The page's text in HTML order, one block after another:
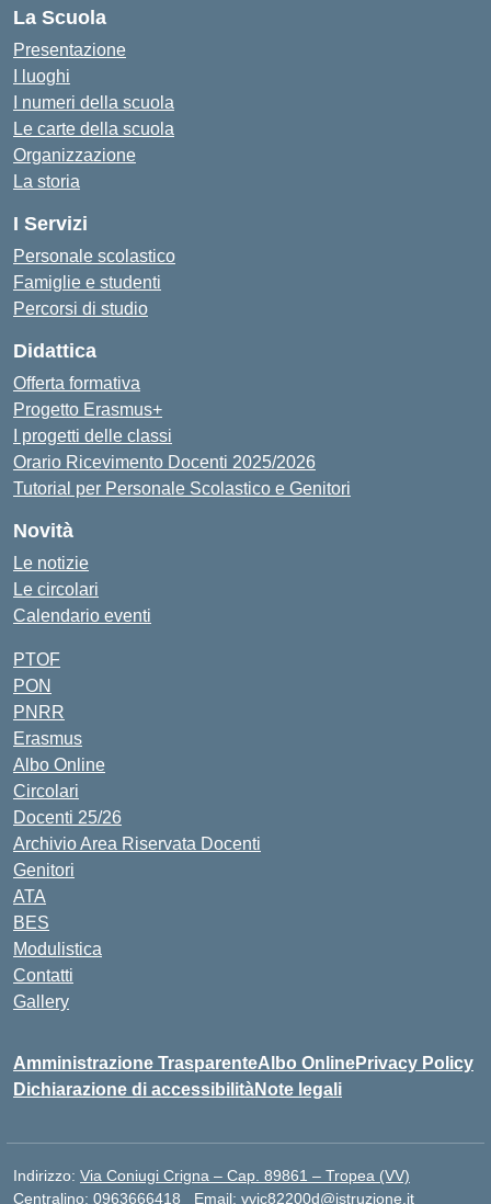
La Scuola
Presentazione
I luoghi
I numeri della scuola
Le carte della scuola
Organizzazione
La storia
I Servizi
Personale scolastico
Famiglie e studenti
Percorsi di studio
Didattica
Offerta formativa
Progetto Erasmus+
I progetti delle classi
Orario Ricevimento Docenti 2025/2026
Tutorial per Personale Scolastico e Genitori
Novità
Le notizie
Le circolari
Calendario eventi
PTOF
PON
PNRR
Erasmus
Albo Online
Circolari
Docenti 25/26
Archivio Area Riservata Docenti
Genitori
ATA
BES
Modulistica
Contatti
Gallery
Amministrazione TrasparenteAlbo OnlinePrivacy Policy
Dichiarazione di accessibilitàNote legali
Indirizzo: Via Coniugi Crigna – Cap. 89861 – Tropea (VV)
Centralino: 0963666418 Email: vvic82200d@istruzione.it